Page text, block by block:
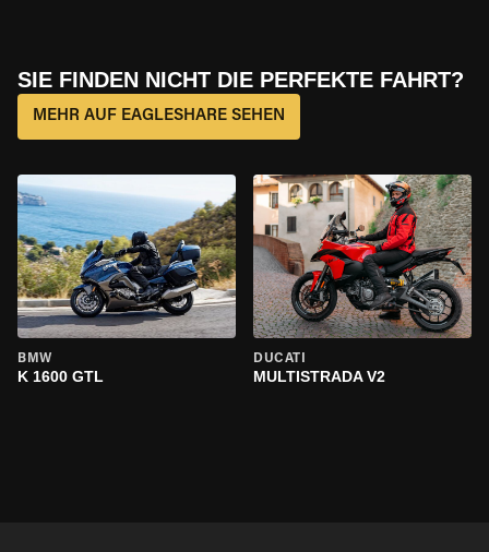
SIE FINDEN NICHT DIE PERFEKTE FAHRT?
MEHR AUF EAGLESHARE SEHEN
BMW
K 1600 GTL
DUCATI
MULTISTRADA V2